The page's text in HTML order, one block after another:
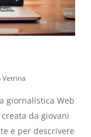
Vetrina
giornalistica Web
da giovani
e per descrivere